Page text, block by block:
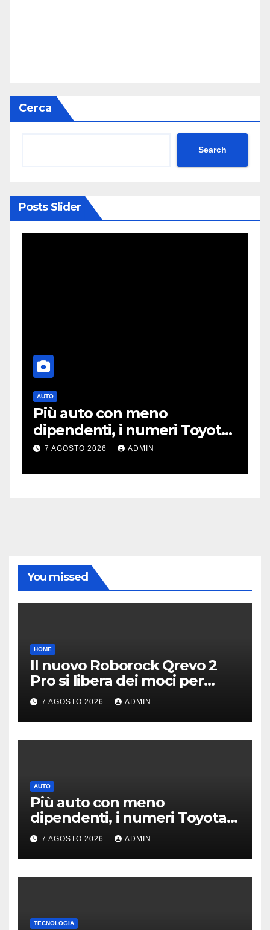
Cerca
Search
Posts Slider
AUTO
Più auto con meno
dipendenti, i numeri Toyota
che “scuotono” Volkswagen
7 AGOSTO 2026 ADMIN
You missed
HOME
Il nuovo Roborock Qrevo 2
Pro si libera dei moci per
pulire i tappeti | PREZZO
7 AGOSTO 2026 ADMIN
AUTO
Più auto con meno
dipendenti, i numeri Toyota
che “scuotono” Volkswagen
7 AGOSTO 2026 ADMIN
TECNOLOGIA